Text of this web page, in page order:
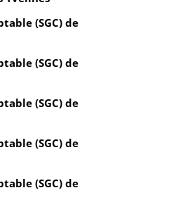
(SGC) de
(SGC) de
(SGC) de
(SGC) de
(SGC) de